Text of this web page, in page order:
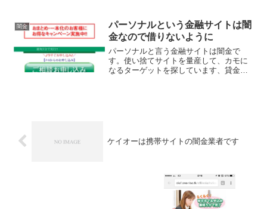
闇金
パーソナルという金融サイトは闇
金なので借りないように
パーソナルと言う金融サイトは闇金で
す。使い捨てサイトを量産して、カモに
なるターゲットを探しています、貸金会
ケイオーは携帯サイトの闇金業者です